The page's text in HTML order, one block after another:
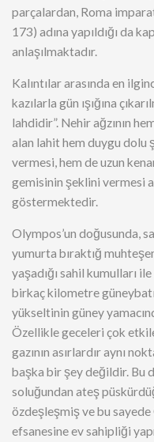
parçalardan, Roma
173) adına yapıldığı da
anlaşılmaktadır.
Kalıntılar arasında en
kazılarla gün ışığına
lahdidir”. Nehir ağzının
alan lahit hem duygu dolu
vermesi, hem de uzun
gemisinin şeklini vermesi
göstermektedir.
Olympos’un doğusunda,
yumurta bıraktığ
yaşadığı sahil kumulları
birkaç kilometre
yükseltinin güney
Özellikle geceleri çok
gazının asırlardır aynı
başka bir şey değildir. Bu
soluğundan ateş
özdeşleşmiş ve bu
efsanesine ev sahipliği